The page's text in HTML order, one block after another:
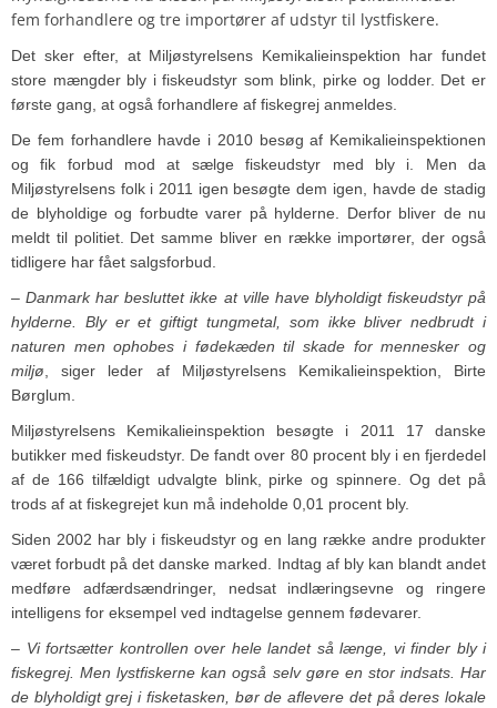
fem forhandlere og tre importører af udstyr til lystfiskere.
Det sker efter, at Miljøstyrelsens Kemikalieinspektion har fundet
store mængder bly i fiskeudstyr som blink, pirke og lodder. Det er
første gang, at også forhandlere af fiskegrej anmeldes.
De fem forhandlere havde i 2010 besøg af Kemikalieinspektionen
og fik forbud mod at sælge fiskeudstyr med bly i. Men da
Miljøstyrelsens folk i 2011 igen besøgte dem igen, havde de stadig
de blyholdige og forbudte varer på hylderne. Derfor bliver de nu
meldt til politiet. Det samme bliver en række importører, der også
tidligere har fået salgsforbud.
– Danmark har besluttet ikke at ville have blyholdigt fiskeudstyr på
hylderne. Bly er et giftigt tungmetal, som ikke bliver nedbrudt i
naturen men ophobes i fødekæden til skade for mennesker og
miljø , siger leder af Miljøstyrelsens Kemikalieinspektion, Birte
Børglum.
Miljøstyrelsens Kemikalieinspektion besøgte i 2011 17 danske
butikker med fiskeudstyr. De fandt over 80 procent bly i en fjerdedel
af de 166 tilfældigt udvalgte blink, pirke og spinnere. Og det på
trods af at fiskegrejet kun må indeholde 0,01 procent bly.
Siden 2002 har bly i fiskeudstyr og en lang række andre produkter
været forbudt på det danske marked. Indtag af bly kan blandt andet
medføre adfærdsændringer, nedsat indlæringsevne og ringere
intelligens for eksempel ved indtagelse gennem fødevarer.
– Vi fortsætter kontrollen over hele landet så længe, vi finder bly i
fiskegrej. Men lystfiskerne kan også selv gøre en stor indsats. Har
de blyholdigt grej i fisketasken, bør de aflevere det på deres lokale